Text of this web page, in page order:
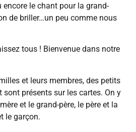
le chant pour la grand-
de briller…un peu comme nous
tous ! Bienvenue dans notre
et leurs membres, des petits
présents sur les cartes. On y
et le grand-père, le père et la
le garçon.